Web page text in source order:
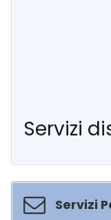
Servizi
Servizi